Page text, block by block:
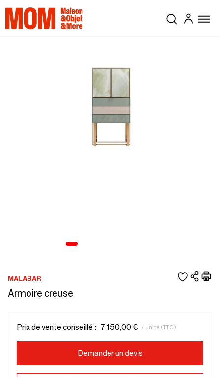
MALABAR
Armoire creuse
Prix de vente conseillé : 7 150,00 € / unité (TTC)
Demander un devis